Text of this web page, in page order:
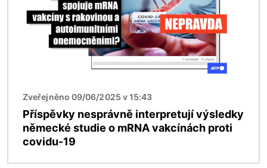
Zveřejněno 09/06/2025 v 15:43
Příspěvky nesprávně interpretují výsledky
německé studie o mRNA vakcínách proti
covidu-19